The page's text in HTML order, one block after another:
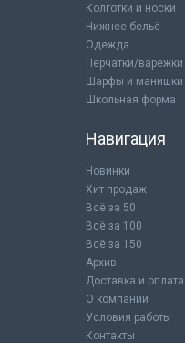
Колготки и носки
Нижнее бельё
Одежда
Перчатки/варежки
Шарфы и манишки
Школьная форма
Навигация
Новинки
Хит продаж
Всё за 50
Всё за 100
Всё за 150
Архив
Доставка и оплата
О компании
Условия работы
Контакты